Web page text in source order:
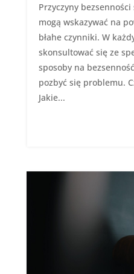
Przyczyny
mogą wskazywać na
błahe czynniki. W
skonsultować się ze
sposoby na
pozbyć się problemu.
Jakie...